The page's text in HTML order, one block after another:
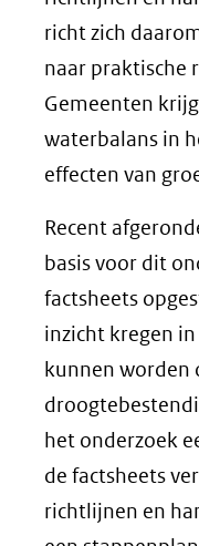
richt zich
naar praktische
Gemeenten
waterbalans in
effecten van
Recent
basis voor dit
factsheets
inzicht kregen
kunnen worden
het onderzoek
de factsheets
richtlijnen en